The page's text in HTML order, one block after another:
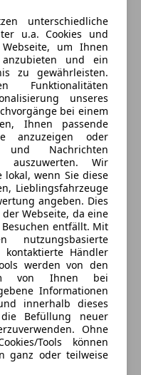
unterschiedliche
u.a. Cookies und
um Ihnen
anzubieten und ein
zu gewährleisten.
Funktionalitäten
unseres
bei einem
Ihnen passende
anzuzeigen oder
und Nachrichten
auszuwerten. Wir
lokal, wenn Sie diese
Lieblingsfahrzeuge
angeben. Dies
Webseite, da eine
entfällt. Mit
nutzungsbasierte
Händler
werden von den
von Ihnen bei
Informationen
innerhalb dieses
Befüllung neuer
Ohne
Tools können
ganz oder teilweise